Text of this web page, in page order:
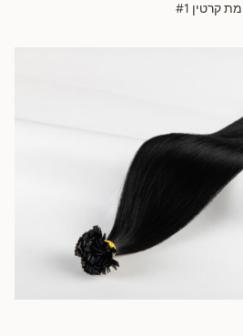
קרטין #1